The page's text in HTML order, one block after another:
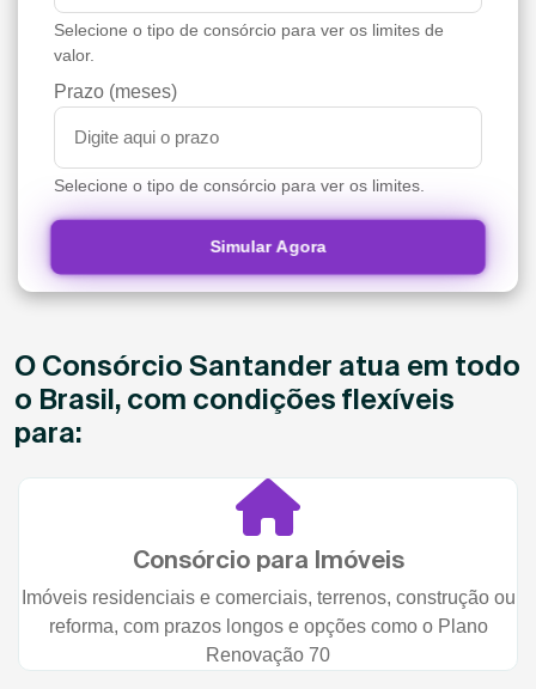
Selecione o tipo de consórcio para ver os limites de
valor.
Prazo (meses)
Selecione o tipo de consórcio para ver os limites.
Simular Agora
O Consórcio Santander atua em todo
o Brasil, com condições flexíveis
para:
Consórcio para Imóveis
Imóveis residenciais e comerciais, terrenos, construção ou
reforma, com prazos longos e opções como o Plano
Renovação 70